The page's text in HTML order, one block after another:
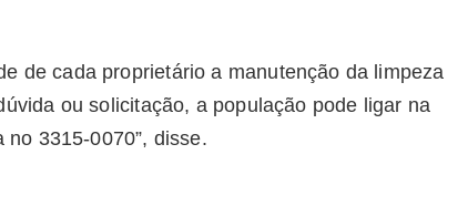
de cada proprietário a manutenção da limpeza
ou solicitação, a população pode ligar na
3315-0070”, disse.